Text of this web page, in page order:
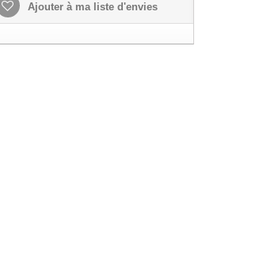
Ajouter à ma liste d'envies